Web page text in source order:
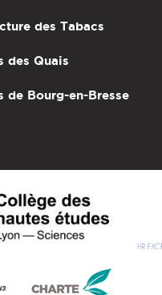
des Tabacs
des Quais
de Bourg-en-Bresse